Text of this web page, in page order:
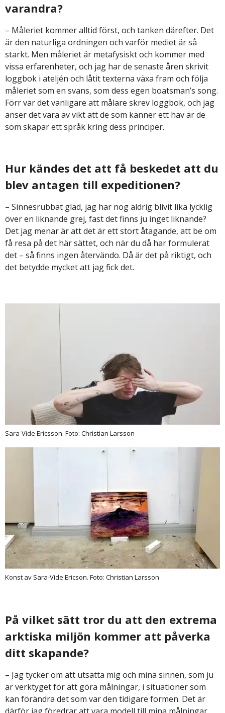
varandra?
– Måleriet kommer alltid först, och tanken därefter. Det
är den naturliga ordningen och varför mediet är så
starkt. Men måleriet är metafysiskt och kommer med
vissa erfarenheter, och jag har de senaste åren skrivit
loggbok i ateljén och låtit texterna växa fram och följa
måleriet som en svans, som dess egen boatsman’s song.
Förr var det vanligare att målare skrev loggbok, och jag
anser det vara av vikt att de som känner ett hav är de
som skapar ett språk kring dess principer.
Hur kändes det att få beskedet att du
blev antagen till expeditionen?
– Sinnesrubbat glad, jag har nog aldrig blivit lika lycklig
över en liknande grej, fast det finns ju inget liknande?
Det jag menar är att det är ett stort åtagande, att be om
få resa på det här sättet, och när du då har formulerat
det – så finns ingen återvändo. Då är det på riktigt, och
det betydde mycket att jag fick det.
Sara-Vide Ericsson. Foto: Christian Larsson
Konst av Sara-Vide Ericson. Foto: Christian Larsson
På vilket sätt tror du att den extrema
arktiska miljön kommer att påverka
ditt skapande?
– Jag tycker om att utsätta mig och mina sinnen, som ju
är verktyget för att göra målningar, i situationer som
kan förändra det som var den tidigare formen. Det är
därför jag föredrar att vara modell till mina målningar